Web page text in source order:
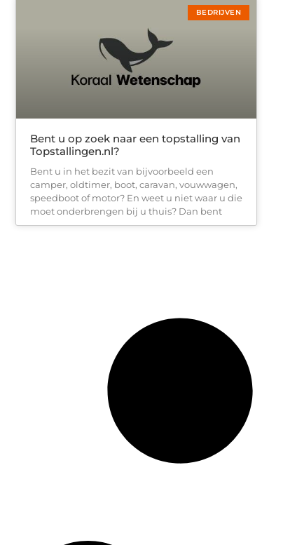
BEDRIJVEN
Bent u op zoek naar een topstalling van
Topstallingen.nl?
Bent u in het bezit van bijvoorbeeld een
camper, oldtimer, boot, caravan, vouwwagen,
speedboot of motor? En weet u niet waar u die
moet onderbrengen bij u thuis? Dan bent